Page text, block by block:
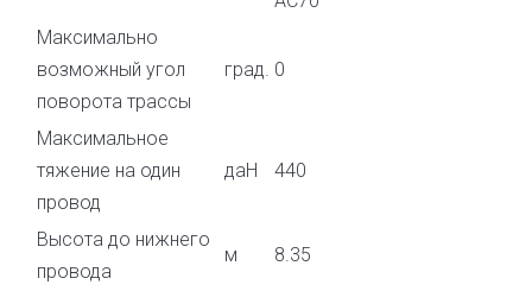
Максимально
возможный угол
поворота трассы
град. 0
Максимальное
тяжение на один
провод
даН 440
Высота до нижнего
провода
м 8.35